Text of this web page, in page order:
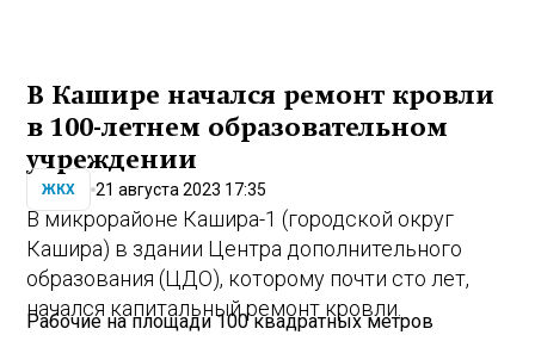
В Кашире начался ремонт кровли
в 100-летнем образовательном
учреждении
ЖКХ 21 августа 2023 17:35
В микрорайоне Кашира-1 (городской округ
Кашира) в здании Центра дополнительного
образования (ЦДО), которому почти сто лет,
начался капитальный ремонт кровли.
Рабочие на площади 100 квадратных метров